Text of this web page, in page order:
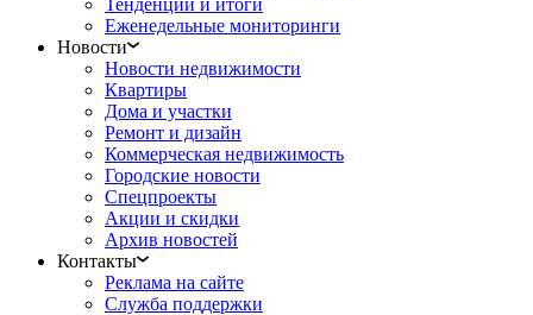
Еженедельные мониторинги
Новости
Новости недвижимости
Квартиры
Дома и участки
Ремонт и дизайн
Коммерческая недвижимость
Городские новости
Спецпроекты
Акции и скидки
Архив новостей
Контакты
Реклама на сайте
Служба поддержки